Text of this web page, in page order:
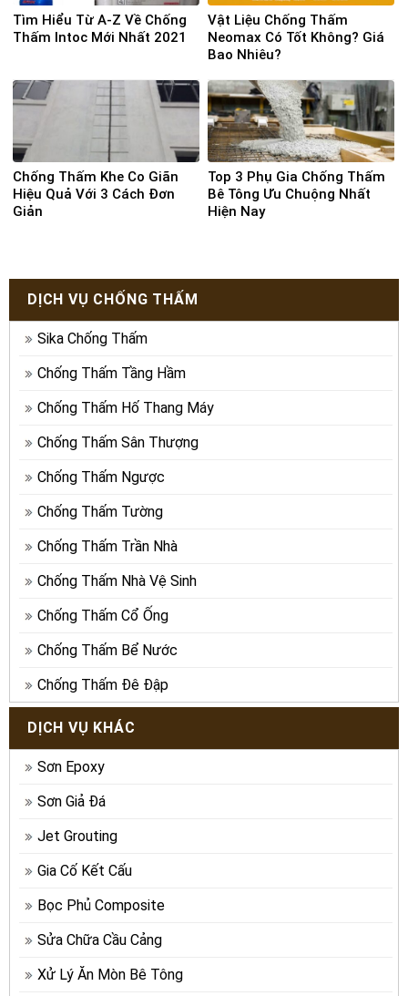
Tìm Hiểu Từ A-Z Về Chống
Thấm Intoc Mới Nhất 2021
Vật Liệu Chống Thấm
Neomax Có Tốt Không? Giá
Bao Nhiêu?
Chống Thấm Khe Co Giãn
Hiệu Quả Với 3 Cách Đơn
Giản
Top 3 Phụ Gia Chống Thấm
Bê Tông Ưu Chuộng Nhất
Hiện Nay
DỊCH VỤ CHỐNG THẤM
Sika Chống Thấm
Chống Thấm Tầng Hầm
Chống Thấm Hố Thang Máy
Chống Thấm Sân Thượng
Chống Thấm Ngược
Chống Thấm Tường
Chống Thấm Trần Nhà
Chống Thấm Nhà Vệ Sinh
Chống Thấm Cổ Ống
Chống Thấm Bể Nước
Chống Thấm Đê Đập
DỊCH VỤ KHÁC
Sơn Epoxy
Sơn Giả Đá
Jet Grouting
Gia Cố Kết Cấu
Bọc Phủ Composite
Sửa Chữa Cầu Cảng
Xử Lý Ăn Mòn Bê Tông